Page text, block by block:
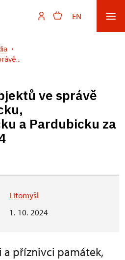
EN
ve správě
a Pardubicku za
Litomyšl
1. 10. 2024
a příznivci památek,